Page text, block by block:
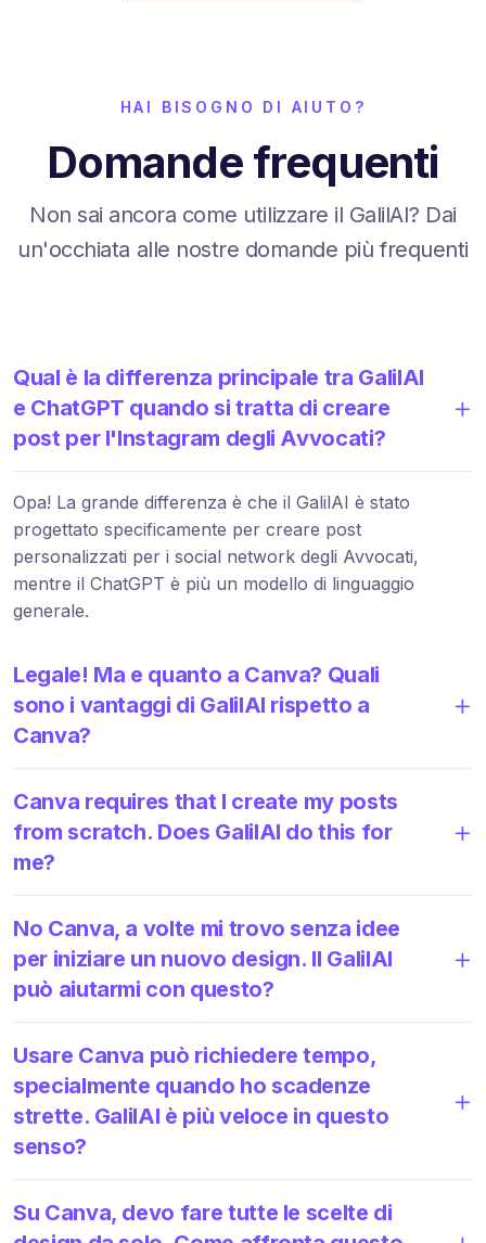
HAI BISOGNO DI AIUTO?
Domande frequenti
Non sai ancora come utilizzare il GalilAI? Dai
un'occhiata alle nostre domande più frequenti
Qual è la differenza principale tra GalilAI
e ChatGPT quando si tratta di creare
post per l'Instagram degli Avvocati?
Opa! La grande differenza è che il GalilAI è stato
progettato specificamente per creare post
personalizzati per i social network degli Avvocati,
mentre il ChatGPT è più un modello di linguaggio
generale.
Legale! Ma e quanto a Canva? Quali
sono i vantaggi di GalilAI rispetto a
Canva?
Canva requires that I create my posts
from scratch. Does GalilAI do this for
me?
No Canva, a volte mi trovo senza idee
per iniziare un nuovo design. Il GalilAI
può aiutarmi con questo?
Usare Canva può richiedere tempo,
specialmente quando ho scadenze
strette. GalilAI è più veloce in questo
senso?
Su Canva, devo fare tutte le scelte di